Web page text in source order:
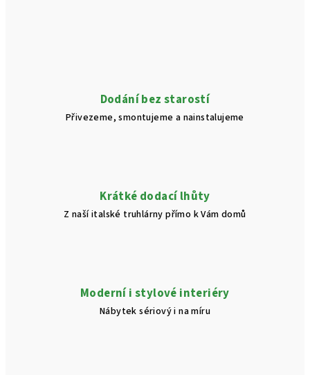
í
r
v
ý
p
Dodání bez starostí
Přivezeme, smontujeme a nainstalujeme
Krátké dodací lhůty
Z naší italské truhlárny přímo k Vám domů
Moderní i stylové interiéry
Nábytek sériový i na míru